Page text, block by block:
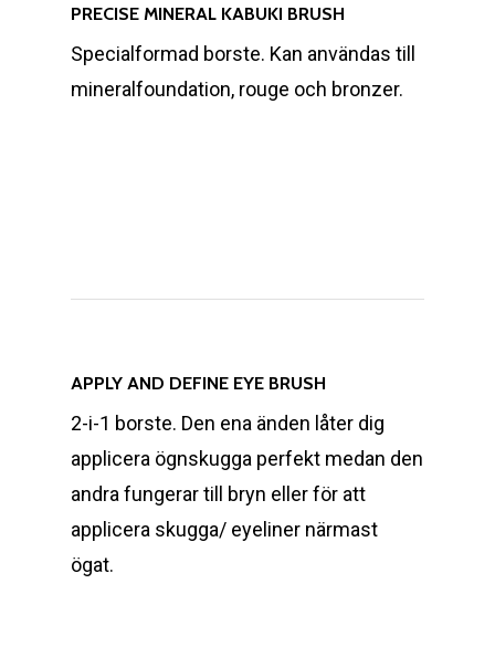
PRECISE MINERAL KABUKI BRUSH
Specialformad borste. Kan användas till
mineralfoundation, rouge och bronzer.
APPLY AND DEFINE EYE BRUSH
2-i-1 borste. Den ena änden låter dig
applicera ögnskugga perfekt medan den
andra fungerar till bryn eller för att
applicera skugga/ eyeliner närmast
ögat.